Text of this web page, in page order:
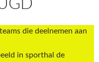
die deelnemen aan
in sporthal de